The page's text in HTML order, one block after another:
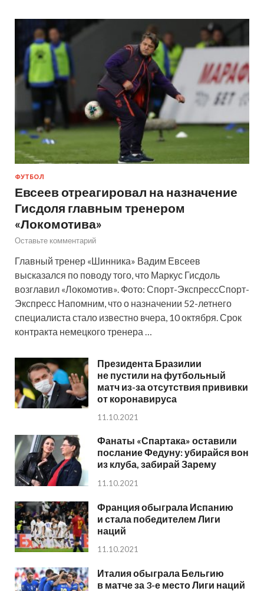
ФУТБОЛ
Евсеев отреагировал на назначение
Гисдоля главным тренером
«Локомотива»
Оставьте комментарий
Главный тренер «Шинника» Вадим Евсеев
высказался по поводу того, что Маркус Гисдоль
возглавил «Локомотив». Фото: Спорт-ЭкспрессСпорт-
Экспресс Напомним, что о назначении 52-летнего
специалиста стало известно вчера, 10 октября. Срок
контракта немецкого тренера …
Президента Бразилии
не пустили на футбольный
матч из-за отсутствия прививки
от коронавируса
11.10.2021
Фанаты «Спартака» оставили
послание Федуну: убирайся вон
из клуба, забирай Зарему
11.10.2021
Франция обыграла Испанию
и стала победителем Лиги
наций
11.10.2021
Италия обыграла Бельгию
в матче за 3-е место Лиги наций